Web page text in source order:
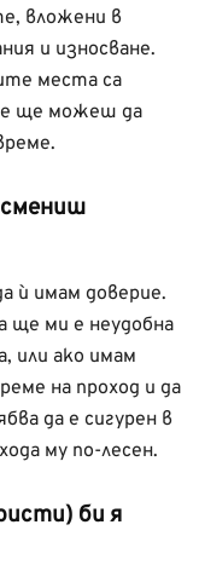
вложени в
и износване.
места са
ще можеш да
ѝ имам доверие.
ще ми е неудобна
или ако имам
на проход и да
да е сигурен в
му по-лесен.
би я